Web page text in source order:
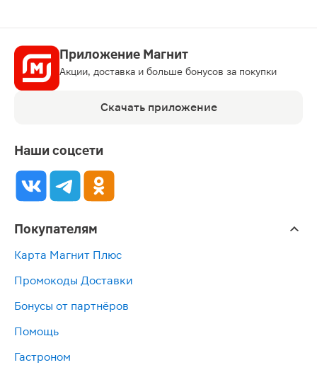
Приложение Магнит
Акции, доставка и больше бонусов за покупки
Скачать приложение
Наши соцсети
Покупателям
Карта Магнит Плюс
Промокоды Доставки
Бонусы от партнёров
Помощь
Гастроном